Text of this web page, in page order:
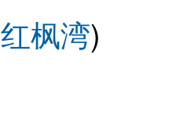
红枫湾)